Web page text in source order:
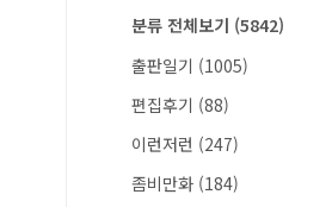
분류 전체보기 (5842)
출판일기 (1005)
편집후기 (88)
이런저런 (247)
좀비만화 (184)